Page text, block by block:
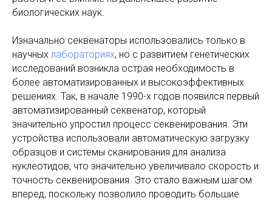
биологических наук.
Изначально секвенаторы использовались только в
научных лабораториях, но с развитием генетических
исследований возникла острая необходимость в
более автоматизированных и высокоэффективных
решениях. Так, в начале 1990-х годов появился первый
автоматизированный секвенатор, который
значительно упростил процесс секвенирования. Эти
устройства использовали автоматическую загрузку
образцов и системы сканирования для анализа
нуклеотидов, что значительно увеличивало скорость и
точность секвенирования. Это стало важным шагом
вперед, поскольку позволило проводить большие